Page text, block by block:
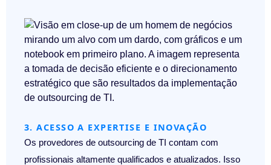
3. ACESSO A EXPERTISE E INOVAÇÃO
Os provedores de outsourcing de TI contam com
profissionais altamente qualificados e atualizados. Isso